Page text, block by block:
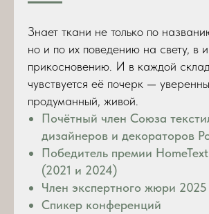
Знает ткани не только по
но и по их поведению на свету, в
прикосновению. И в каждой
чувствуется её почерк —
продуманный, живой.
Почётный член Союза
дизайнеров и декораторов
Победитель премии
(2021 и 2024)
Член экспертного жюри 2025
Спикер конференций